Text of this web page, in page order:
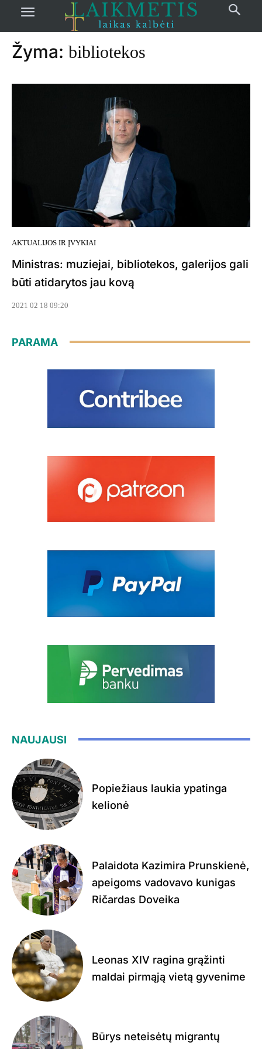
žymos Bibliotekos
Žyma: bibliotekos
AKTUALIJOS IR ĮVYKIAI
Ministras: muziejai, bibliotekos, galerijos gali
būti atidarytos jau kovą
2021 02 18 09:20
PARAMA
NAUJAUSI
Popiežiaus laukia ypatinga
kelionė
Palaidota Kazimira Prunskienė,
apeigoms vadovavo kunigas
Ričardas Doveika
Leonas XIV ragina grąžinti
maldai pirmąją vietą gyvenime
Būrys neteisėtų migrantų